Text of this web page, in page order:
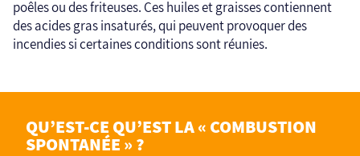
poêles ou des friteuses. Ces huiles et graisses contiennent
des acides gras insaturés, qui peuvent provoquer des
incendies si certaines conditions sont réunies.
QU’EST-CE QU’EST LA « COMBUSTION
SPONTANÉE » ?